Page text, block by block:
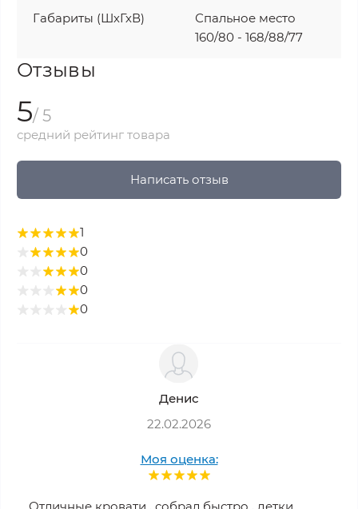
Габариты (ШхГхВ)
Спальное место
160/80 - 168/88/77
Отзывы
5/ 5
средний рейтинг товара
Написать отзыв
1
0
0
0
0
Денис
22.02.2026
Моя оценка: